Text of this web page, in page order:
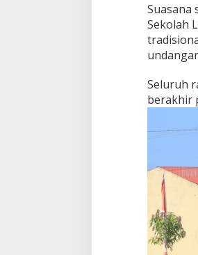
Suasana
Sekolah
Seluruh
berakhir